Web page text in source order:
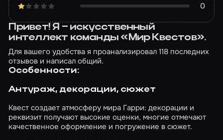
0
Привет! Я – искусственный
интеллект команды «Мир Квестов».
Для вашего удобства я проанализировал 118 последних
отзывов и написал общий.
Особенности:
Антураж, декорации, сюжет
Квест создает атмосферу мира Гарри: декорации и
реквизит получают высокие оценки, многие отмечают
качественное оформление и погружение в сюжет.